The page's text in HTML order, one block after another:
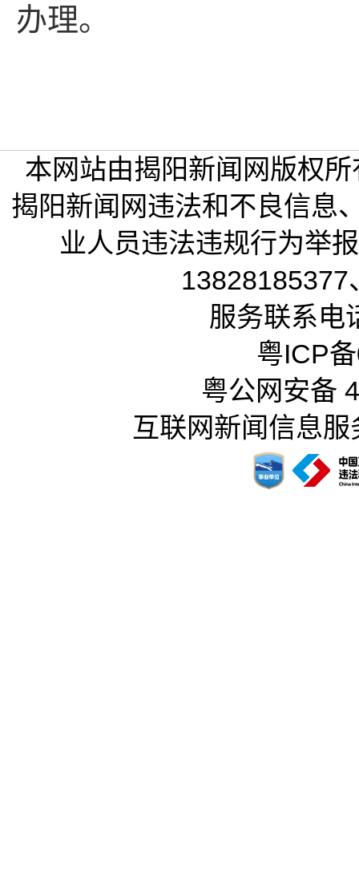
办理。
本网站由揭阳新闻网版权
揭阳新闻网违法和不良信息
业人员违法违规行为举
13828185377
服务联系电
粤ICP
粤公网安备
互联网新闻信息